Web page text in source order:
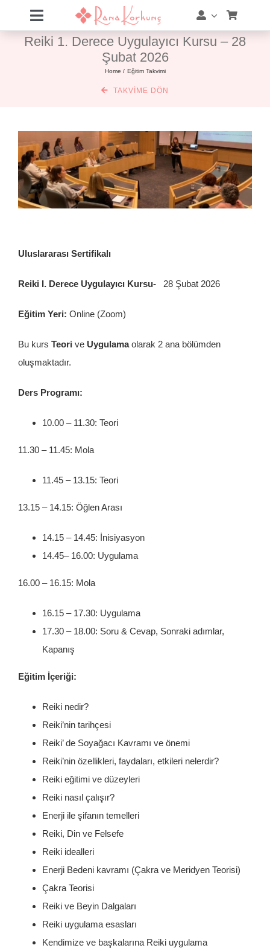
content
Toggle
Navigation
Hakkımda
Eğitim Takvimi
Mağaza
Blog
İletişim
Reiki 1. Derece Uygulayıcı Kursu – 28
Şubat 2026
Home Eğitim Takvimi
TAKVIME DÖN
Uluslararası Sertifikalı
Reiki I. Derece Uygulayıcı Kursu- 28 Şubat 2026
Eğitim Yeri: Online (Zoom)
Bu kurs Teori ve Uygulamaolarak 2 ana bölümden
oluşmaktadır.
Ders Programı:
10.00 – 11.30: Teori
11.30 – 11.45: Mola
11.45 – 13.15: Teori
13.15 – 14.15: Öğlen Arası
14.15 – 14.45: İnisiyasyon
14.45– 16.00: Uygulama
16.00 – 16.15: Mola
16.15 – 17.30: Uygulama
17.30 – 18.00: Soru & Cevap, Sonraki adımlar,
Kapanış
Eğitim İçeriği:
Reiki nedir?
Reiki’nin tarihçesi
Reiki’ de Soyağacı Kavramı ve önemi
Reiki’nin özellikleri, faydaları, etkileri nelerdir?
Reiki eğitimi ve düzeyleri
Reiki nasıl çalışır?
Enerji ile şifanın temelleri
Reiki, Din ve Felsefe
Reiki idealleri
Enerji Bedeni kavramı (Çakra ve Meridyen Teorisi)
Çakra Teorisi
Reiki ve Beyin Dalgaları
Reiki uygulama esasları
Kendimize ve başkalarına Reiki uygulama